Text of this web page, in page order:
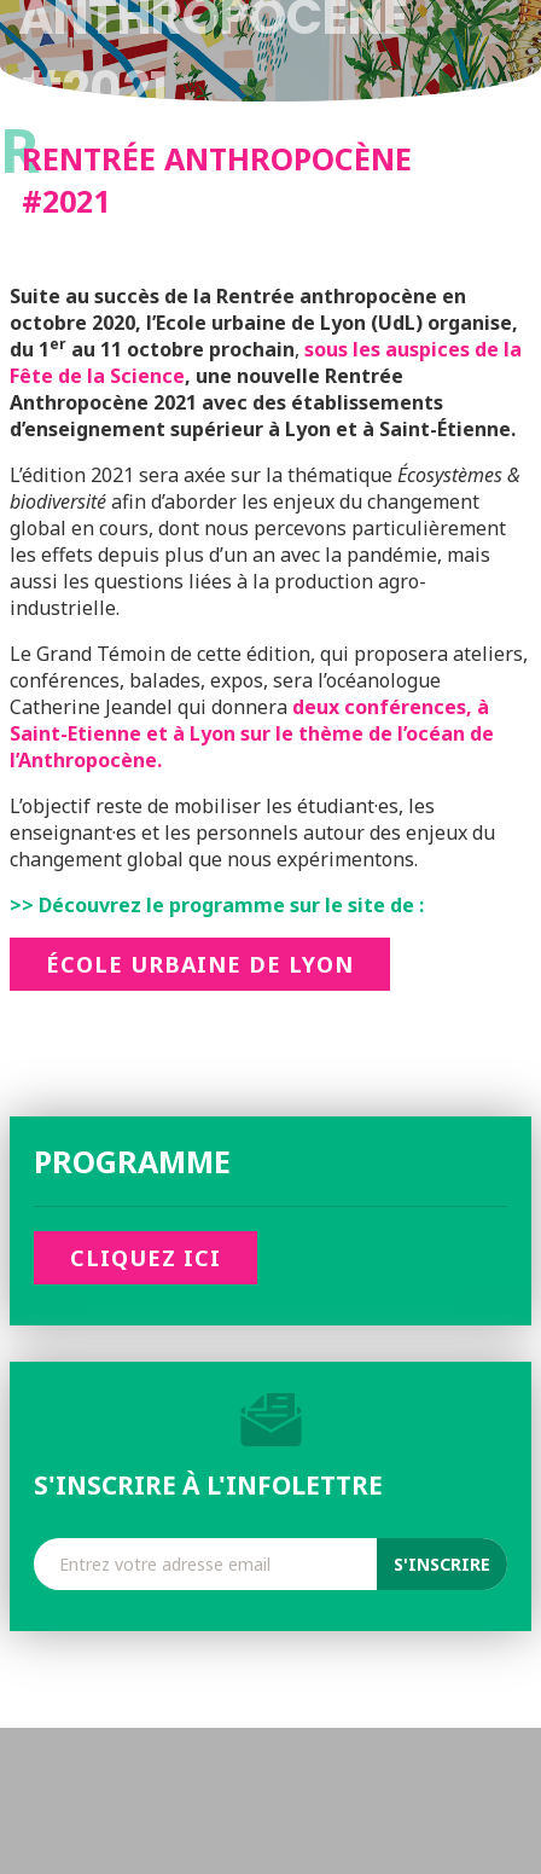
ANTHROPOCÈNE
#2021
RRENTRÉE ANTHROPOCÈNE
#2021
Suite au succès de la Rentrée anthropocène en
octobre 2020, l’Ecole urbaine de Lyon (UdL) organise,
du 1er au 11 octobre prochain, sous les auspices de la
Fête de la Science, une nouvelle Rentrée
Anthropocène 2021 avec des établissements
d’enseignement supérieur à Lyon et à Saint-Étienne.
L’édition 2021 sera axée sur la thématiqueÉcosystèmes &
biodiversitéafin d’aborder les enjeux du changement
global en cours, dont nous percevons particulièrement
les effets depuis plus d’un an avec la pandémie, mais
aussi les questions liées à la production agro-
industrielle.
Le Grand Témoin de cette édition, qui proposera ateliers,
conférences, balades, expos, sera l’océanologue
Catherine Jeandel qui donnera deux conférences, à
Saint-Etienne et à Lyon sur le thème de l’océan de
l’Anthropocène.
L’objectif reste de mobiliser les étudiant·es, les
enseignant·es et les personnels autour des enjeux du
changement global que nous expérimentons.
>> Découvrez le programme sur le site de :
ÉCOLE URBAINE DE LYON
PROGRAMME
CLIQUEZ ICI
S'INSCRIRE À L'INFOLETTRE